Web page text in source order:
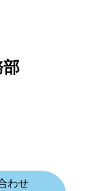
部
わせ